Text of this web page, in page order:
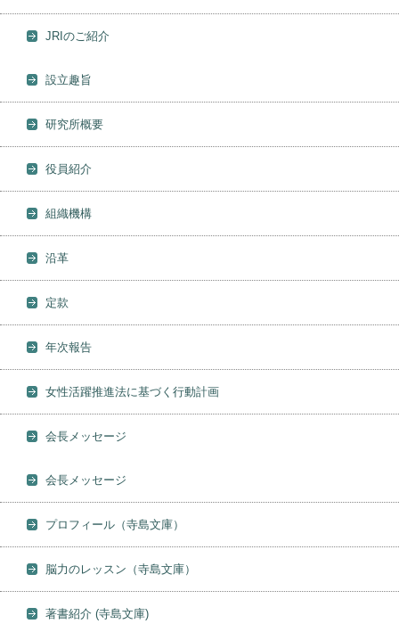
JRIのご紹介
設立趣旨
研究所概要
役員紹介
組織機構
沿革
定款
年次報告
女性活躍推進法に基づく行動計画
会長メッセージ
会長メッセージ
プロフィール（寺島文庫）
脳力のレッスン（寺島文庫）
著書紹介 (寺島文庫)